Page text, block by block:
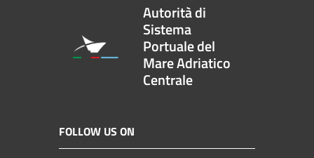
Autorità di
Sistema
Portuale del
Mare Adriatico
Centrale
FOLLOW US ON